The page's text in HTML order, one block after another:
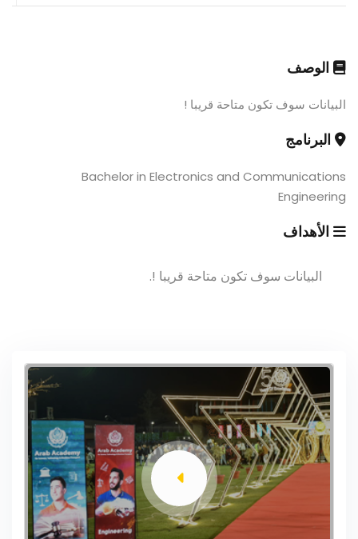
الوصف
البيانات سوف تكون متاحة قريبا !
البرنامج
Bachelor in Electronics and Communications
Engineering
الأهداف
البيانات سوف تكون متاحة قريبا !.